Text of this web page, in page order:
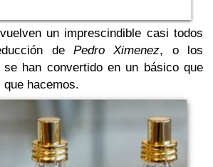
un imprescindible casi todos
de Pedro Ximenez, o los
se han convertido en un básico que
hacemos.